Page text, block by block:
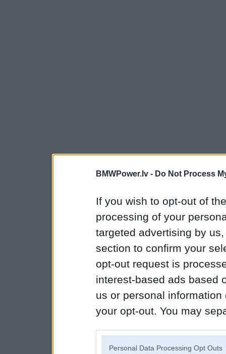
BMWPower.lv - Do Not Process
If you wish to opt-out of
processing of your
targeted advertising by
section to confirm your
opt-out request is
interest-based ads based
us or personal
your opt-out. You may
Personal Data Processing Opt Outs